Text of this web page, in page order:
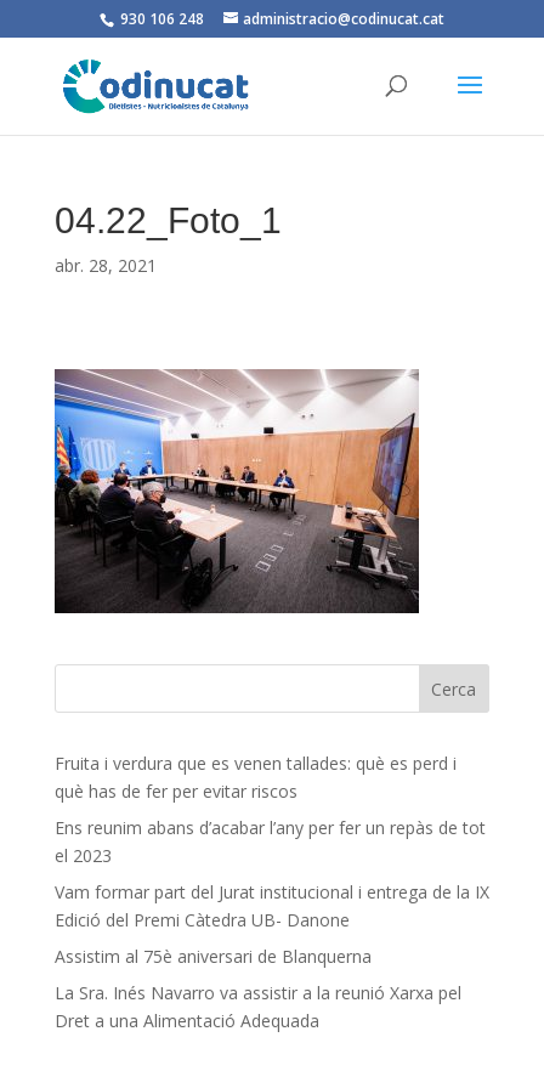
930 106 248 administracio@codinucat.cat
04.22_Foto_1
abr. 28, 2021
Fruita i verdura que es venen tallades: què es perd i
què has de fer per evitar riscos
Ens reunim abans d’acabar l’any per fer un repàs de tot
el 2023
Vam formar part del Jurat institucional i entrega de la IX
Edició del Premi Càtedra UB- Danone
Assistim al 75è aniversari de Blanquerna
La Sra. Inés Navarro va assistir a la reunió Xarxa pel
Dret a una Alimentació Adequada